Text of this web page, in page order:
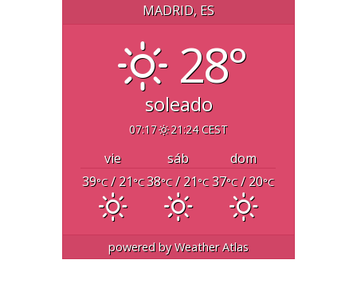
MADRID, ES
28°
soleado
07:17 21:24 CEST
vie sáb
dom
39°C/ 21°C38°C/ 21°C 37°C/ 20°C
powered byWeather Atlas